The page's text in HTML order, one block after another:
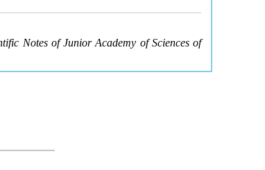
Notes of Junior Academy of Sciences of